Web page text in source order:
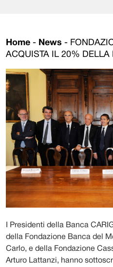
Home - News -
ACQUISTA IL 20% DELLA
I Presidenti della Banca
della Fondazione Banca del
Carlo, e della Fondazione
Arturo Lattanzi, hanno